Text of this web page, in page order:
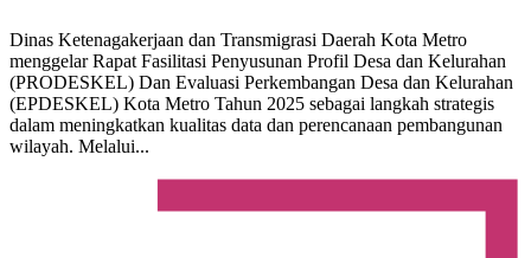
Dinas Ketenagakerjaan dan Transmigrasi Daerah Kota Metro
menggelar Rapat Fasilitasi Penyusunan Profil Desa dan Kelurahan
(PRODESKEL) Dan Evaluasi Perkembangan Desa dan Kelurahan
(EPDESKEL) Kota Metro Tahun 2025 sebagai langkah strategis
dalam meningkatkan kualitas data dan perencanaan pembangunan
wilayah. Melalui...